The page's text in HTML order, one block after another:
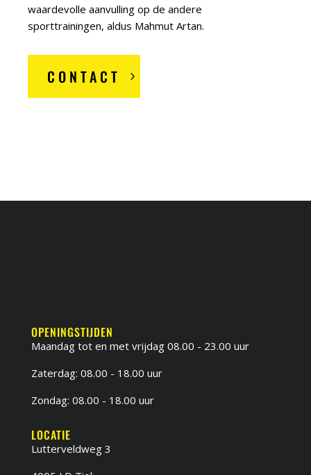
waardevolle aanvulling op de andere
sporttrainingen, aldus Mahmut Artan.
CONTACT
OPENINGSTIJDEN
Maandag tot en met vrijdag 08.00 - 23.00 uur
Zaterdag: 08.00 - 18.00 uur
Zondag: 08.00 - 18.00 uur
LOCATIE
Lutterveldweg 3